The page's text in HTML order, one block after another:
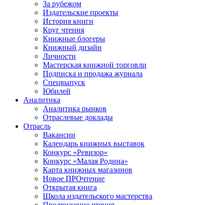
За рубежом
Издательские проекты
История книги
Круг чтения
Книжные блогеры
Книжный дизайн
Личности
Мастерская книжной торговли
Подписка и продажа журнала
Спецвыпуск
Юбилей
Аналитика
Аналитика рынков
Отраслевые доклады
Отрасль
Вакансии
Календарь книжных выставок
Конкурс «Ревизор»
Конкурс «Малая Родина»
Карта книжных магазинов
Новое ПРОчтение
Открытая книга
Школа издательского мастерства